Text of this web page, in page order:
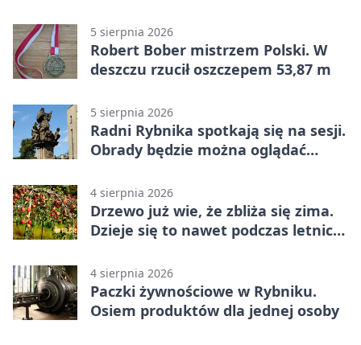
5 sierpnia 2026
Robert Bober mistrzem Polski. W
deszczu rzucił oszczepem 53,87 m
5 sierpnia 2026
Radni Rybnika spotkają się na sesji.
Obrady będzie można oglądać
4 sierpnia 2026
Drzewo już wie, że zbliża się zima.
Dzieje się to nawet podczas letnich
4 sierpnia 2026
Paczki żywnościowe w Rybniku.
Osiem produktów dla jednej osoby